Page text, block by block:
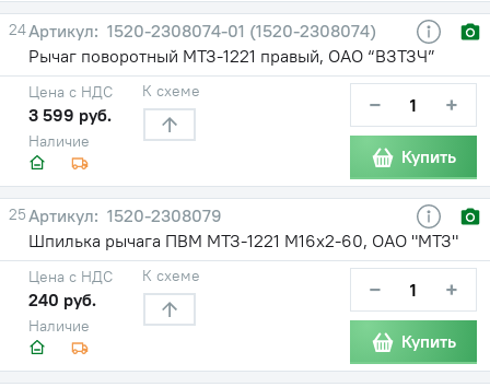
24
1520-2308074-01 (1520-2308074)
Рычаг поворотный МТЗ-1221 правый, ОАО “ВЗТЗЧ”
Наличие
Цена с НДС
3 599 руб.
К схеме − +
Купить
25
1520-2308079
Шпилька рычага ПВМ МТЗ-1221 М16х2-60, ОАО "МТЗ"
Наличие
Цена с НДС
240 руб.
К схеме − +
Купить